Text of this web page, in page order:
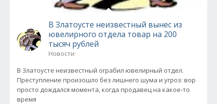
В Златоусте неизвестный вынес из
ювелирного отдела товар на 200
тысяч рублей
Новости
В Златоусте неизвестный ограбил ювелирный отдел.
Преступление произошло без лишнего шума и угроз: вор
просто дождался момента, когда продавец на какое-то
время